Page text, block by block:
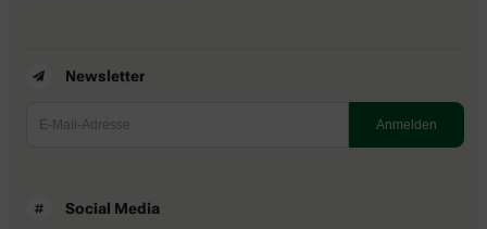
Newsletter
Social Media